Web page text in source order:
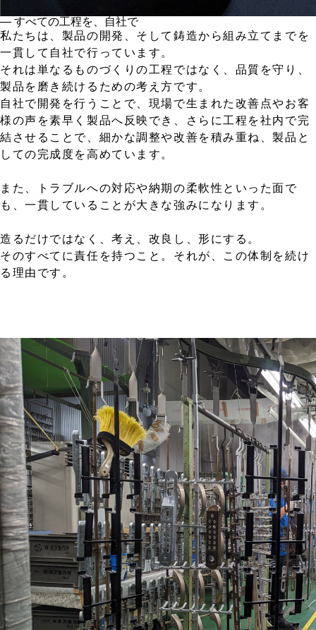
― すべての工程を、自社で
私たちは、製品の開発、そして鋳造から組み立てまでを
一貫して自社で行っています。
それは単なるものづくりの工程ではなく、品質を守り、
製品を磨き続けるための考え方です。
自社で開発を行うことで、現場で生まれた改善点やお客
様の声を素早く製品へ反映でき、さらに工程を社内で完
結させることで、細かな調整や改善を積み重ね、製品と
しての完成度を高めています。
また、トラブルへの対応や納期の柔軟性といった面で
も、一貫していることが大きな強みになります。
造るだけではなく、考え、改良し、形にする。
そのすべてに責任を持つこと。それが、この体制を続け
る理由です。